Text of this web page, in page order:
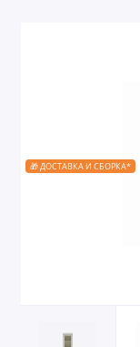
🎁 ДОСТАВКА И СБОРКА*